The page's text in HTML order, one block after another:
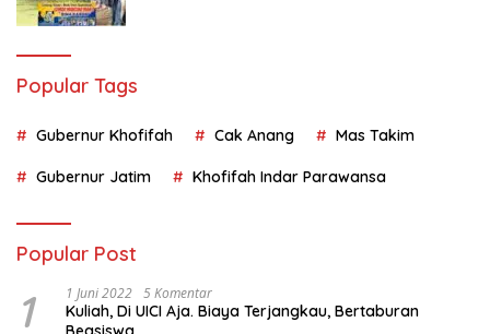
Popular Tags
Gubernur Khofifah Cak Anang Mas Takim
Gubernur Jatim Khofifah Indar Parawansa
Popular Post
1 1 Juni 2022 5 Komentar
Kuliah, Di UICI Aja. Biaya Terjangkau, Bertaburan